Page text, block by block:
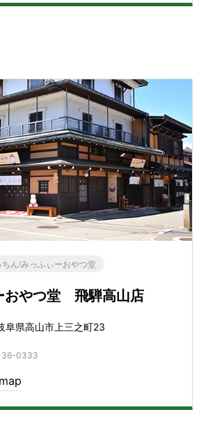
ん/みっふぃーおやつ堂
おやつ堂 飛騨高山店
県高山市上三之町23
36-0333
map